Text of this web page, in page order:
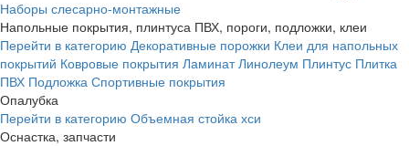
Наборы слесарно-монтажные
Напольные покрытия, плинтуса ПВХ, пороги, подложки, клеи
Перейти в категорию Декоративные порожки Клеи для напольных
покрытий Ковровые покрытия Ламинат Линолеум Плинтус Плитка
ПВХ Подложка Спортивные покрытия
Опалубка
Перейти в категорию Объемная стойка хси
Оснастка, запчасти